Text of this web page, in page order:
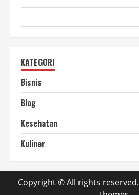
Modern
KATEGORI
Bisnis
Blog
Kesehatan
Kuliner
Copyright © All rights reserved.